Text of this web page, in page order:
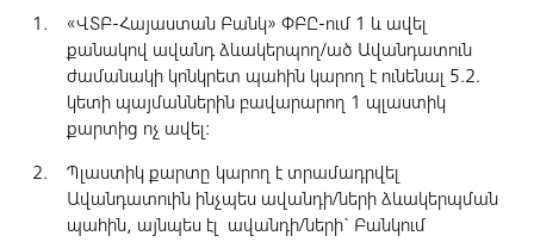
«ՎՏԲ-Հայաստան Բանկ» ՓԲԸ-ում 1 և ավել
քանակով ավանդ ձևակերպող/ած Ավանդատուն
ժամանակի կոնկրետ պահին կարող է ունենալ 5.2.
կետի պայմաններին բավարարող 1 պլաստիկ
քարտից ոչ ավել:
Պլաստիկ քարտը կարող է տրամադրվել
Ավանդատուին ինչպես ավանդի/ների ձևակերպման
պահին, այնպես էլ ավանդի/ների` Բանկում